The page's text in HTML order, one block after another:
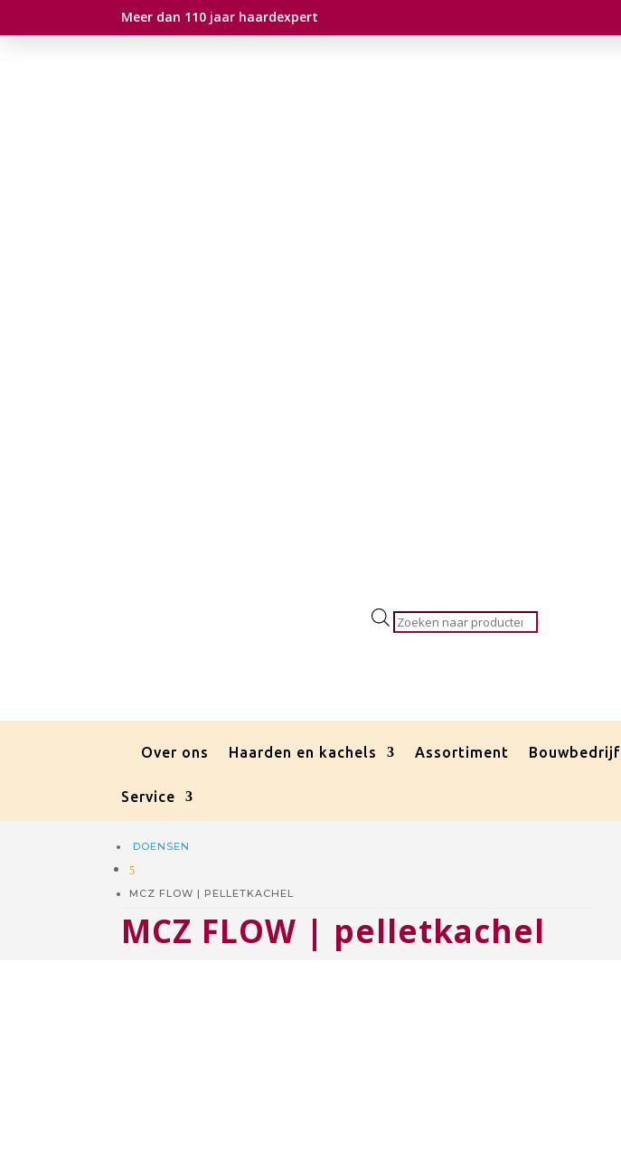
Meer dan 110 jaar haardexpert
Producten
zoeken
Over ons Haarden en kachels Assortiment Bouwbedrijf
Service
DOENSEN
5
MCZ FLOW | PELLETKACHEL
MCZ FLOW | pelletkachel